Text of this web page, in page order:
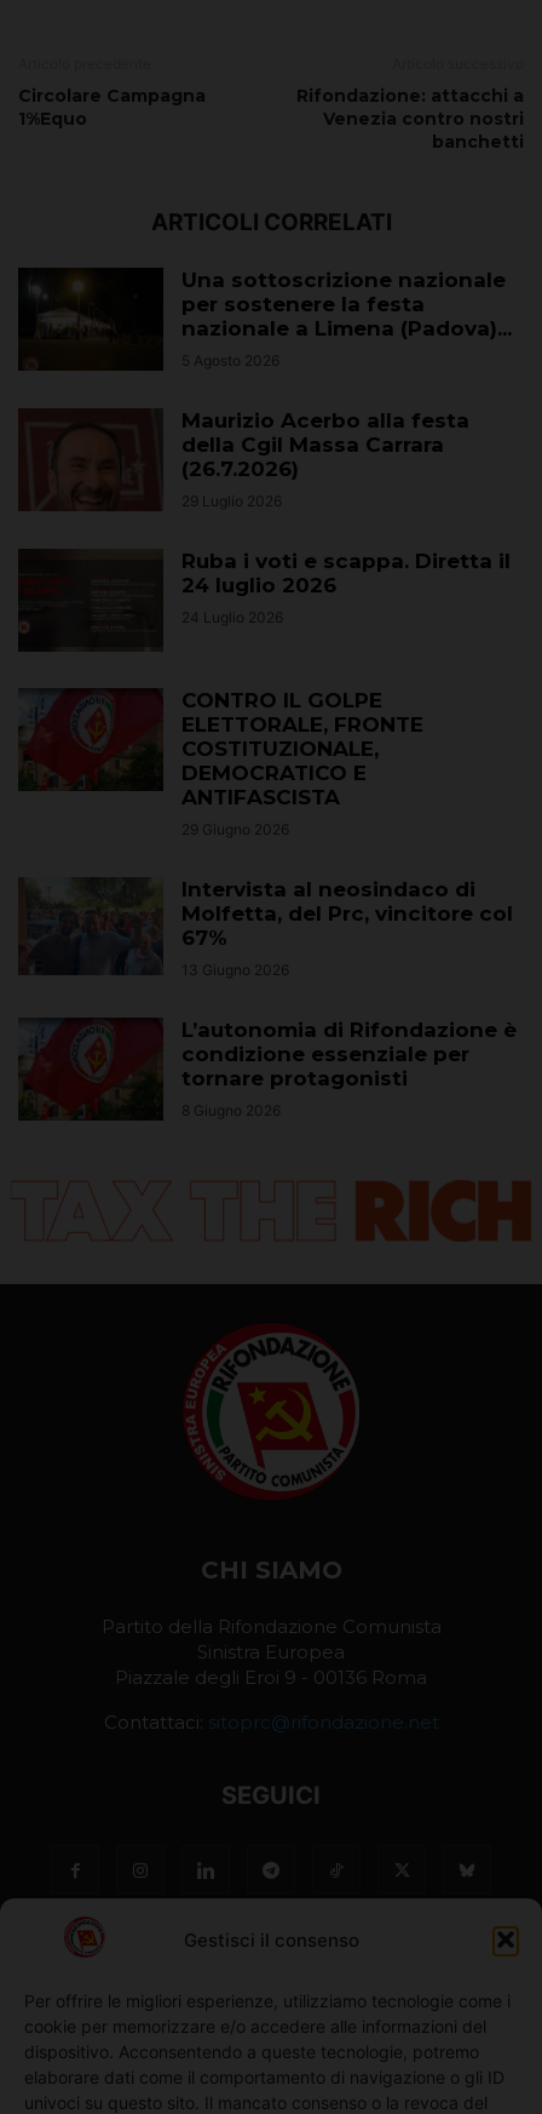
Gestisci il consenso
Per offrire le migliori esperienze, utilizziamo tecnologie come i
cookie per memorizzare e/o accedere alle informazioni del
dispositivo. Acconsentendo a queste tecnologie, potremo
elaborare dati come il comportamento di navigazione o gli ID
univoci su questo sito. Il mancato consenso o la revoca del
Circolare Campagna
1%Equo
Rifondazione: attacchi a
Venezia contro nostri
banchetti
ARTICOLI CORRELATI
Una sottoscrizione nazionale
per sostenere la festa
nazionale a Limena (Padova)...
5 Agosto 2026
Maurizio Acerbo alla festa
della Cgil Massa Carrara
(26.7.2026)
29 Luglio 2026
Ruba i voti e scappa. Diretta il
24 luglio 2026
24 Luglio 2026
CONTRO IL GOLPE
ELETTORALE, FRONTE
COSTITUZIONALE,
DEMOCRATICO E
ANTIFASCISTA
29 Giugno 2026
Intervista al neosindaco di
Molfetta, del Prc, vincitore col
67%
13 Giugno 2026
L’autonomia di Rifondazione è
condizione essenziale per
tornare protagonisti
8 Giugno 2026
CHI SIAMO
Partito della Rifondazione Comunista
Sinistra Europea
Piazzale degli Eroi 9 - 00136 Roma
Contattaci: sitoprc@rifondazione.net
SEGUICI
NO ©